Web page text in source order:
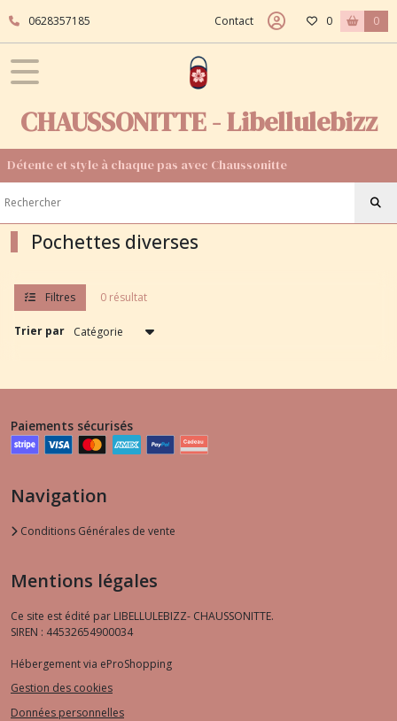
0628357185 Contact 0 0
CHAUSSONITTE - Libellulebizz
Détente et style à chaque pas avec Chaussonitte
Pochettes diverses
Filtres 0 résultat
Trier par
Fermer
FILTRES
Tous
Afficher
les
résultats
Paiements sécurisés
Navigation
Conditions Générales de vente
Mentions légales
Ce site est édité par LIBELLULEBIZZ- CHAUSSONITTE.
SIREN : 44532654900034
Hébergement via eProShopping
Gestion des cookies
Données personnelles